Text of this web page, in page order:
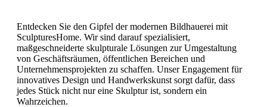
Entdecken Sie den Gipfel der modernen Bildhauerei mit
SculpturesHome. Wir sind darauf spezialisiert,
maßgeschneiderte skulpturale Lösungen zur Umgestaltung
von Geschäftsräumen, öffentlichen Bereichen und
Unternehmensprojekten zu schaffen. Unser Engagement für
innovatives Design und Handwerkskunst sorgt dafür, dass
jedes Stück nicht nur eine Skulptur ist, sondern ein
Wahrzeichen.